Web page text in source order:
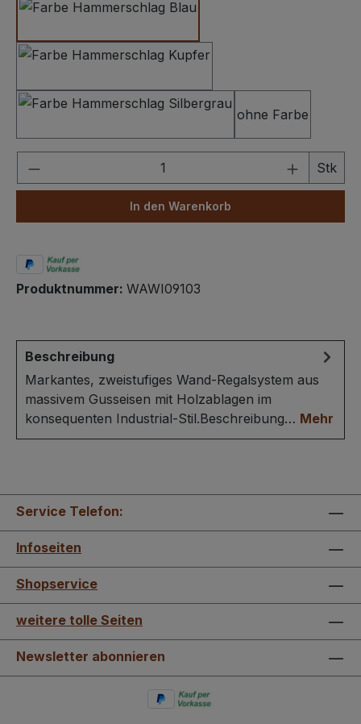
Hammerschlag Silbergrau
ohne Farbe
Produkt Anzahl: Gib den Stk
In den Warenkorb
Produktnummer: WAWI09103
Beschreibung
Markantes, zweistufiges Wand-Regalsystem aus
massivem Gusseisen mit Holzablagen im
konsequenten Industrial-Stil.Beschreibung… Mehr
Service Telefon:
Infoseiten
Shopservice
weitere tolle Seiten
Newsletter abonnieren